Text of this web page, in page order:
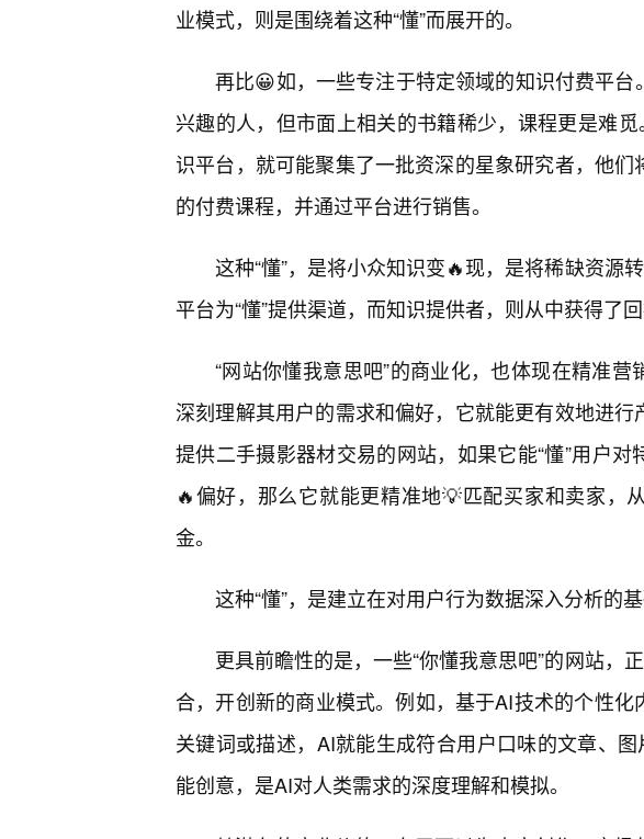
业模式，则是围绕着这种“懂”而展开的。
再比😀如，一些专注于特定领域的知识付费平
兴趣的人，但市面上相关的书籍稀少，课程更是难
识平台，就可能聚集了一批资深的星象研究者，他
的付费课程，并通过平台进行销售。
这种“懂”，是将小众知识变🔥现，是将稀缺资源
平台为“懂”提供渠道，而知识提供者，则从中获得了回
“网站你懂我意思吧”的商业化，也体现在精准
深刻理解其用户的需求和偏好，它就能更有效地进
提供二手摄影器材交易的网站，如果它能“懂”用户
🔥偏好，那么它就能更精准地💡匹配买家和卖家，
金。
这种“懂”，是建立在对用户行为数据深入分析的基
更具前瞻性的是，一些“你懂我意思吧”的网站，
合，开创新的商业模式。例如，基于AI技术的个性
关键词或描述，AI就能生成符合用户口味的文章、
能创意，是AI对人类需求的深度理解和模拟。